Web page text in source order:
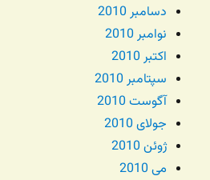
دسامبر 2010
نوامبر 2010
اکتبر 2010
سپتامبر 2010
آگوست 2010
جولای 2010
ژوئن 2010
می 2010